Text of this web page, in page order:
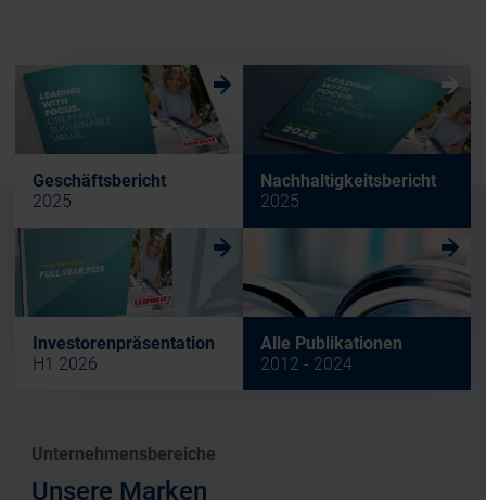
Geschäftsbericht
2025
w
Nachhaltigkeitsbericht
2025
w
Investorenpräsentation
H1 2026
w
Alle Publikationen
2012 - 2024
w
Unternehmensbereiche
Unsere Marken